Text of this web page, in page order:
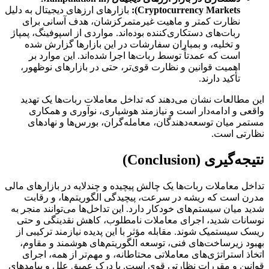
Cryptocurrency Markets):
بازارهای ارزهای دیجیتال به دلیل
نظارت کمتر و ماهیت غیرمتمرکزشان، هدف آسانی برای
ربات‌های دستکاری‌کننده بوده‌اند. مواردی از اسپوفینگ، پمپاژ
و تخلیه، و بمباران سفارشات در این بازارها گزارش شده
است که عمدتاً توسط ربات‌ها اجرا شده‌اند. این موارد بر
اهمیت قوانین و نظارت قوی‌تر، حتی در بازارهای نوظهور،
تأکید دارند.
این مطالعات نشان می‌دهند که تداخل معاملات ربات‌ها یک تهدید
واقعی و ادامه‌دار است و نیازمند هوشیاری، نوآوری و همکاری
مستمر میان توسعه‌دهندگان، معامله‌گران، بورس‌ها و نهادهای
نظارتی است.
نتیجه‌گیری (Conclusion)
تداخل معاملات ربات‌ها یک چالش پیچیده و چندلایه در بازارهای مالی
مدرن است که ریشه در سرعت، پیچیدگی الگوریتم‌ها، و رقابت
شدید میان سیستم‌های خودکار دارد. این تداخل‌ها می‌توانند منجر به
نوسانات شدید، اجرای معاملات نامطلوب، کاهش نقدینگی و حتی
ریسک سیستمیک شوند. مقابله مؤثر با این پدیده نیازمند ترکیبی از
بهبود زیرساخت‌های فنی، توسعه الگوریتم‌های هوشمند و مقاوم،
اتخاذ استراتژی‌های معاملاتی محتاطانه، و مهم‌تر از همه، اجرای
قوانین و مقررات نظارتی قوی است. با درک عمیق علل و پیامدهای